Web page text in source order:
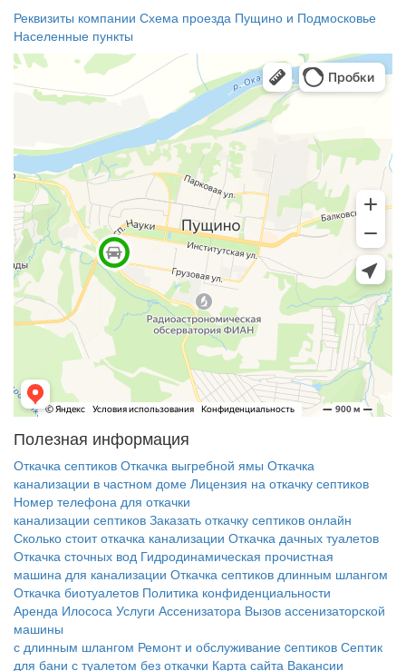
Реквизиты компании Схема проезда Пущино и Подмосковье
Населенные пункты
Полезная информация
Откачка септиков Откачка выгребной ямы Откачка
канализации в частном доме Лицензия на откачку септиков
Номер телефона для откачки
канализации септиков Заказать откачку септиков онлайн
Сколько стоит откачка канализации Откачка дачных туалетов
Откачка сточных вод Гидродинамическая прочистная
машина для канализации Откачка септиков длинным шлангом
Откачка биотуалетов Политика конфиденциальности
Аренда Илососа Услуги Ассенизатора Вызов ассенизаторской
машины
с длинным шлангом Ремонт и обслуживание cептиков Септик
для бани с туалетом без откачки Карта сайта Вакансии